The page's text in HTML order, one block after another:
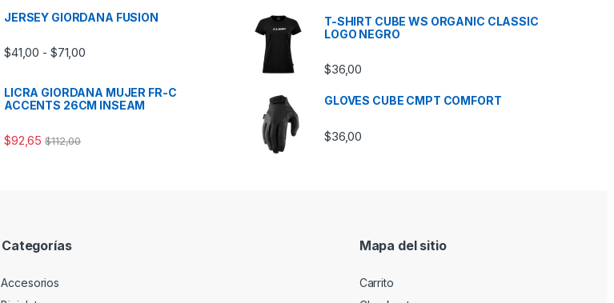
JERSEY GIORDANA FUSION
$41,00 - $71,00 Rango de precios: desde $41,00 hasta $71,00
LICRA GIORDANA MUJER FR-C
ACCENTS 26CM INSEAM
$92,65 $112,00
T-SHIRT CUBE WS ORGANIC CLASSIC
LOGO NEGRO
$36,00
GLOVES CUBE CMPT COMFORT
$36,00
Categorías
Accesorios
Mapa del sitio
Carrito